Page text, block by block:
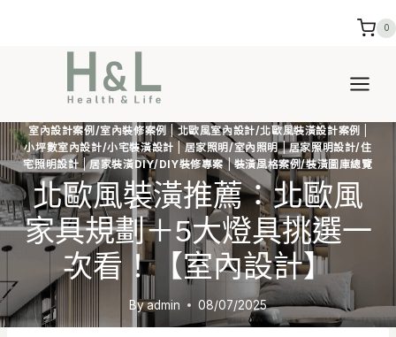
0
室內設計案例/室內裝修案例 |北歐風室內設計/北歐風裝潢設計案例
小坪數室內設計/小宅裝潢設計 |居家照明/室內照明|居家照明設計/住
宅照明設計|居家裝潢DIY/DIY裝修專案|裝潢風格案例/裝潢圖庫總覽
北歐風裝潢推薦：北歐風
家具規劃＋5大燈具挑選一
次看！【室內設計】
Byadmin 08/07/2025